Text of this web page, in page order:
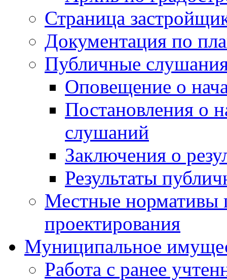
Страница
Документация по
Публичные
Оповещение о
Постановления о
слушаний
Заключения о
Результаты
Местные нормативы
проектирования
Муниципальное
Работа с ранее